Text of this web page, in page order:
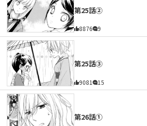
第25話②
8876 9
第25話③
9081 15
第26話①